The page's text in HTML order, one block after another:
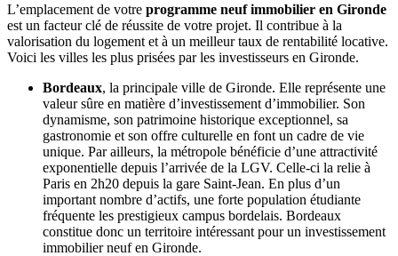
L’emplacement de votre programme neuf immobilier en Gironde
est un facteur clé de réussite de votre projet. Il contribue à la
valorisation du logement et à un meilleur taux de rentabilité locative.
Voici les villes les plus prisées par les investisseurs en Gironde.
Bordeaux, la principale ville de Gironde. Elle représente une
valeur sûre en matière d’investissement d’immobilier. Son
dynamisme, son patrimoine historique exceptionnel, sa
gastronomie et son offre culturelle en font un cadre de vie
unique. Par ailleurs, la métropole bénéficie d’une attractivité
exponentielle depuis l’arrivée de la LGV. Celle-ci la relie à
Paris en 2h20 depuis la gare Saint-Jean. En plus d’un
important nombre d’actifs, une forte population étudiante
fréquente les prestigieux campus bordelais. Bordeaux
constitue donc un territoire intéressant pour un investissement
immobilier neuf en Gironde.